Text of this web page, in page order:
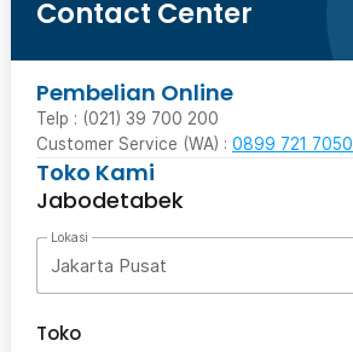
Contact Center
Pembelian Online
Telp : (021) 39 700 200
Customer Service (WA) : 0899 721 7050
Toko Kami
Jabodetabek
Lokasi
Jakarta Pusat
Toko